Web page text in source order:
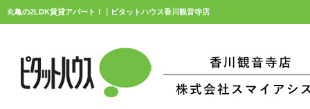
丸亀の2LDK賃貸アパート！｜ピタットハウス香川観音寺店